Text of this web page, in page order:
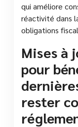
qui améliore
réactivité dans
obligations
Mises à
pour
rester